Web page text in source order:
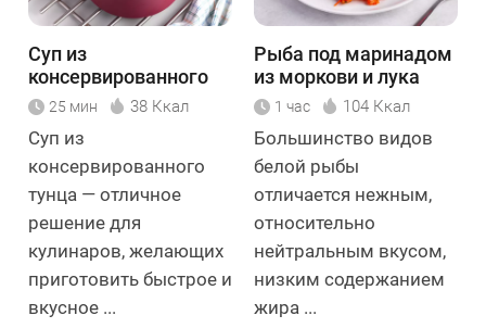
Суп из
консервированного
тунца
25 мин 38 Ккал
Суп из
консервированного
тунца — отличное
решение для
кулинаров, желающих
приготовить быстрое и
вкусное ...
Рыба под маринадом
из моркови и лука
1 час 104 Ккал
Большинство видов
белой рыбы
отличается нежным,
относительно
нейтральным вкусом,
низким содержанием
жира ...